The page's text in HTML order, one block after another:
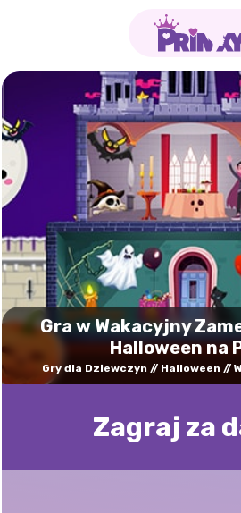
Gra w Wakacyjny
Halloween na
Gry dla Dziewczyn Halloween
Zagraj za